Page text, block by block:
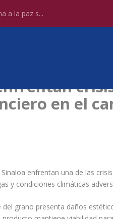
a la paz s...
en el
enfrentan una de las
y condiciones climáticas
grano presenta daños